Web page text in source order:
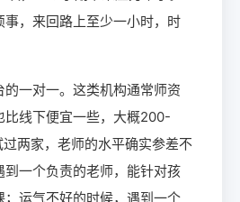
事，来回路上至少一小时，时
的一对一。这类机构通常师资
比线下便宜一些，大概200-
两家，老师的水平确实参差不
一个负责的老师，能针对孩
运气不好的时候，遇到一个